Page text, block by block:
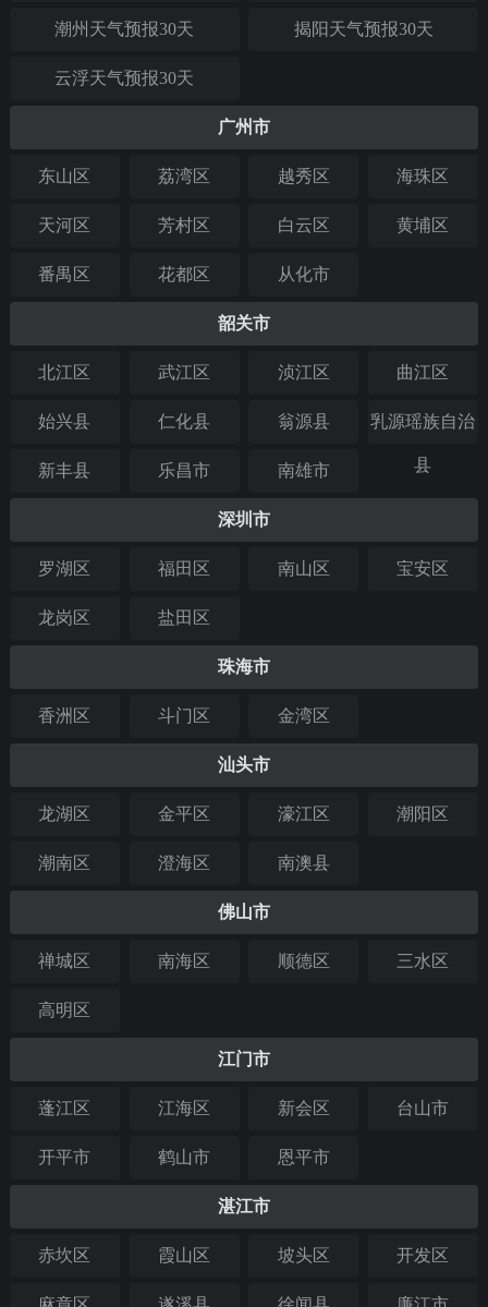
潮州天气预报30天 揭阳天气预报30天
云浮天气预报30天
广州市
东山区 荔湾区 越秀区 海珠区
天河区 芳村区 白云区 黄埔区
番禺区 花都区 从化市
韶关市
北江区 武江区 浈江区 曲江区
始兴县 仁化县 翁源县 乳源瑶族自治
县
新丰县 乐昌市 南雄市
深圳市
罗湖区 福田区 南山区 宝安区
龙岗区 盐田区
珠海市
香洲区 斗门区 金湾区
汕头市
龙湖区 金平区 濠江区 潮阳区
潮南区 澄海区 南澳县
佛山市
禅城区 南海区 顺德区 三水区
高明区
江门市
蓬江区 江海区 新会区 台山市
开平市 鹤山市 恩平市
湛江市
赤坎区 霞山区 坡头区 开发区